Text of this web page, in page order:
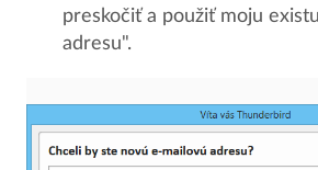
preskočiť a použiť moju
adresu".